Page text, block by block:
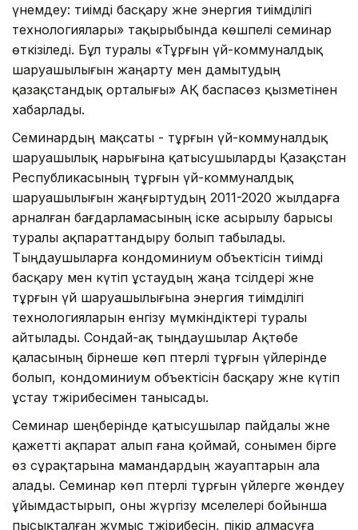
үнемдеу: тиімді басқару және энергия тиімділігі
технологиялары» тақырыбында көшпелі семинар
өткізіледі. Бұл туралы «Тұрғын үй-коммуналдық
шаруашылығын жаңарту мен дамытудың
қазақстандық орталығы» АҚ баспасөз қызметінен
хабарлады.
Семинардың мақсаты - тұрғын үй-коммуналдық
шаруашылық нарығына қатысушыларды Қазақстан
Республикасының тұрғын үй-коммуналдық
шаруашылығын жаңғыртудың 2011-2020 жылдарға
арналған бағдарламасының іске асырылу барысы
туралы ақпараттандыру болып табылады.
Тыңдаушыларға кондоминиум объектісін тиімді
басқару мен күтіп ұстаудың жаңа тәсілдері және
тұрғын үй шаруашылығына энергия тиімділігі
технологияларын енгізу мүмкіндіктері туралы
айтылады. Сондай-ақ тыңдаушылар Ақтөбе
қаласының бірнеше көп пәтерлі тұрғын үйлерінде
болып, кондоминиум объектісін басқару және күтіп
ұстау тәжірибесімен танысады.
Семинар шеңберінде қатысушылар пайдалы және
қажетті ақпарат алып ғана қоймай, сонымен бірге
өз сұрақтарына мамандардың жауаптарын ала
алады. Семинар көп пәтерлі тұрғын үйлерге жөндеу
ұйымдастырып, оны жүргізу мәселелері бойынша
пысықталған жұмыс тәжірибесін, пікір алмасуға